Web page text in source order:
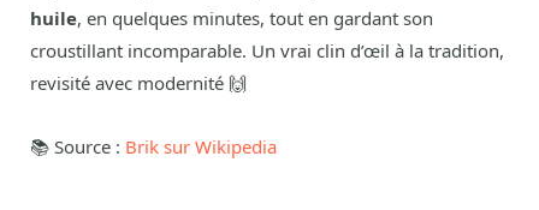
huile, en quelques minutes, tout en gardant son
croustillant incomparable. Un vrai clin d’œil à la tradition,
revisité avec modernité 🙌
📚 Source : Brik sur Wikipedia